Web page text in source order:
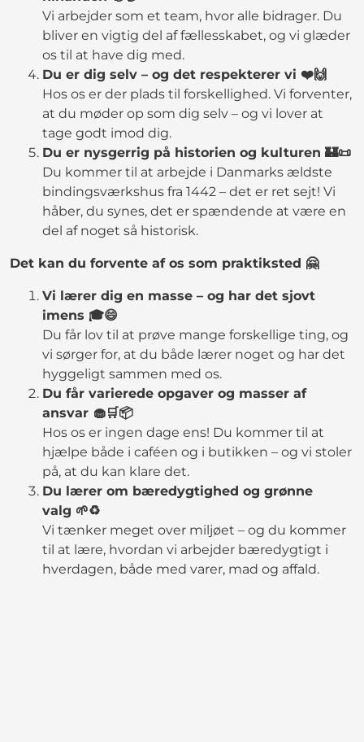
Vi arbejder som et team, hvor alle bidrager. Du
bliver en vigtig del af fællesskabet, og vi glæder
os til at have dig med.
Du er dig selv – og det respekterer vi ❤️🙌
Hos os er der plads til forskellighed. Vi forventer,
at du møder op som dig selv – og vi lover at
tage godt imod dig.
Du er nysgerrig på historien og kulturen 🏰📜
Du kommer til at arbejde i Danmarks ældste
bindingsværkshus fra 1442 – det er ret sejt! Vi
håber, du synes, det er spændende at være en
del af noget så historisk.
Det kan du forvente af os som praktiksted 🤗
Vi lærer dig en masse – og har det sjovt
imens 🎓😄
Du får lov til at prøve mange forskellige ting, og
vi sørger for, at du både lærer noget og har det
hyggeligt sammen med os.
Du får varierede opgaver og masser af
ansvar 🧁🛒📦
Hos os er ingen dage ens! Du kommer til at
hjælpe både i caféen og i butikken – og vi stoler
på, at du kan klare det.
Du lærer om bæredygtighed og grønne
valg 🌱♻️
Vi tænker meget over miljøet – og du kommer
til at lære, hvordan vi arbejder bæredygtigt i
hverdagen, både med varer, mad og affald.